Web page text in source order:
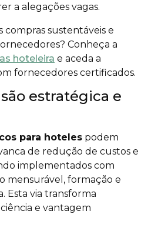
a alegações vagas.
compras sustentáveis e
Conheça a
hoteleira e aceda a
fornecedores certificados.
estratégica e
para hoteles podem
de redução de custos e
implementados com
mensurável, formação e
Esta via transforma
e vantagem